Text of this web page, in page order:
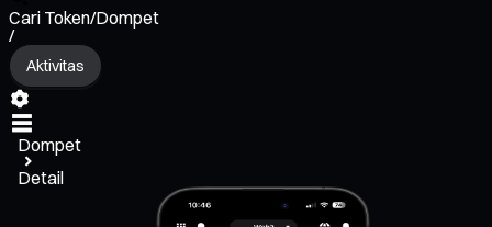
Cari Token/Dompet
/
Aktivitas
Dompet
Detail